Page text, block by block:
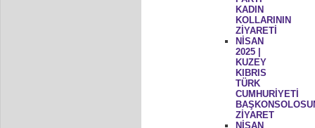
KADIN
KOLLARININ
ZİYARETİ
NİSAN
2025 |
KUZEY
KIBRIS
TÜRK
CUMHURİYETİ
ZİYARET
NİSAN